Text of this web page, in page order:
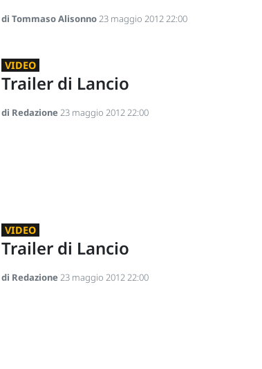
di Tommaso Alisonno 23 maggio 2012 22:00
VIDEO
Trailer di Lancio
di Redazione23 maggio 2012 22:00
VIDEO
Trailer di Lancio
di Redazione23 maggio 2012 22:00